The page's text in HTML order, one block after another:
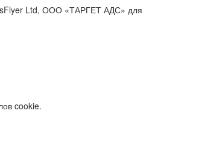
Ltd, ООО «ТАРГЕТ АДС» для
cookie.